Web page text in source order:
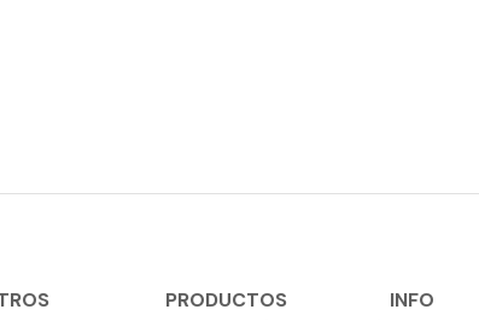
PRODUCTOS INFO